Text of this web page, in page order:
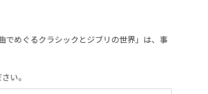
めぐるクラシックとジブリの世界」は、事
い。